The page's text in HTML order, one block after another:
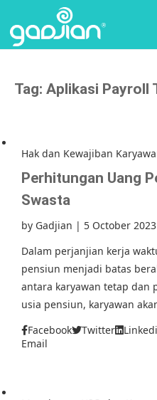
Tag: Aplikasi Payroll
Hak dan Kewajiban
Perhitungan Uang
Swasta
by Gadjian | 5 October 2023
Dalam perjanjian kerja
pensiun menjadi batas
antara karyawan tetap dan
usia pensiun, karyawan
Facebook
Twitter
Email